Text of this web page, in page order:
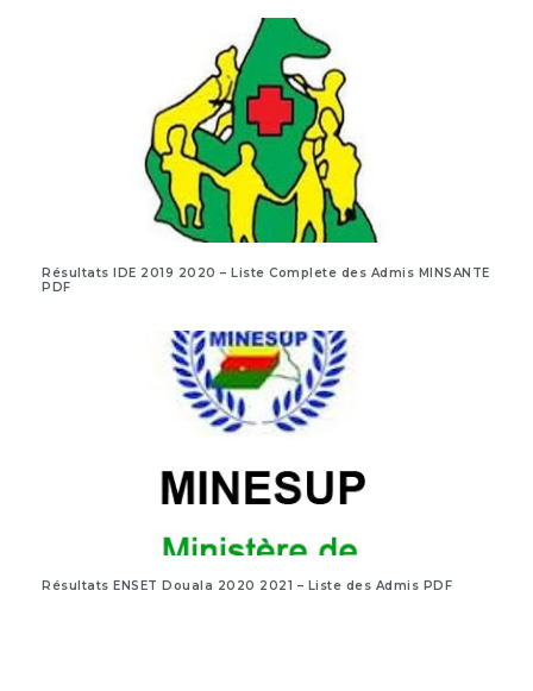
Résultats IDE 2019 2020 – Liste Complete des Admis MINSANTE
PDF
Résultats ENSET Douala 2020 2021 – Liste des Admis PDF